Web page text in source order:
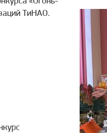
ТиНАО.